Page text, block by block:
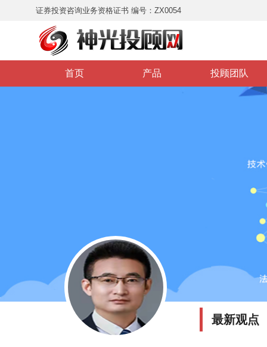
证券投资咨询业务资格证书 编号：ZX0054
首页 产品 投顾团队
最新观点